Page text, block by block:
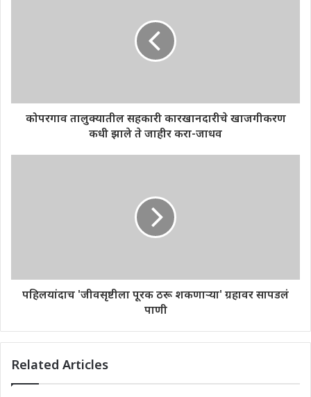
कोपरगाव तालुक्यातील सहकारी कारखानदारीचे खाजगीकरण
कधी झाले ते जाहीर करा-जाधव
पहिलयांदाच 'जीवसृष्टीला पूरक ठरू शकणाऱ्या' ग्रहावर सापडलं
पाणी
Related Articles